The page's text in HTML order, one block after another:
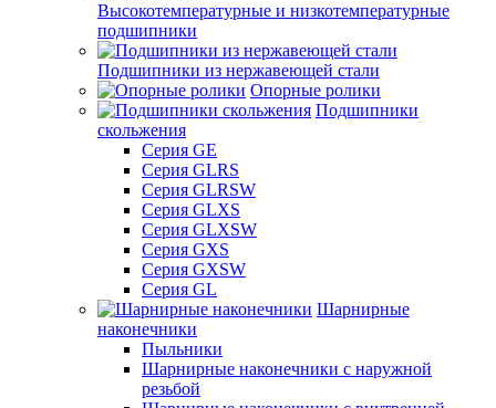
Высокотемпературные и низкотемпературные
подшипники
Подшипники из нержавеющей стали
Опорные ролики
Подшипники
скольжения
Серия GE
Серия GLRS
Серия GLRSW
Серия GLXS
Серия GLXSW
Серия GXS
Серия GXSW
Серия GL
Шарнирные
наконечники
Пыльники
Шарнирные наконечники с наружной
резьбой